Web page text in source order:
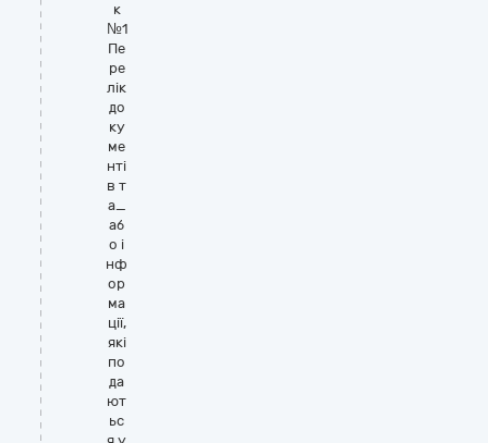
к
№1
Пе
ре
лік
до
ку
ме
нті
в т
а_
аб
о і
нф
ор
ма
ції,
які
по
да
ют
ьс